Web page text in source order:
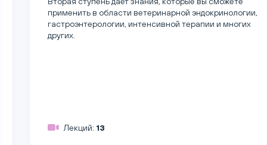
применить в области ветеринарной эндокринологии,
гастроэнтерологии, интенсивной терапии и многих
других.
Лекций:13